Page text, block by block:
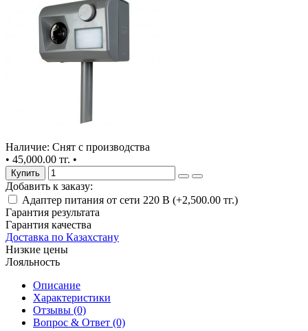
Наличие: Снят с производства
• 45,000.00 тг. •
Купить
Добавить к заказу:
Адаптер питания от сети 220 В (+2,500.00 тг.)
Гарантия результата
Гарантия качества
Доставка по Казахстану
Низкие цены
Лояльность
Описание
Характеристики
Отзывы (0)
Вопрос & Ответ (0)